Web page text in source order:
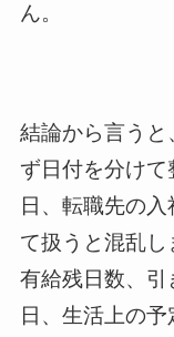
ん。
結論から言うと
ず日付を分け
日、転職先の
て扱うと混乱し
有給残日数、
日、生活上の